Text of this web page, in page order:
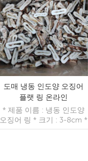
도매 냉동 인도양 오징어
플랫 링 온라인
* 제품 이름 : 냉동 인도양
오징어 링 * 크기 : 3-8cm *
포장 방법 : 10kg / ctn